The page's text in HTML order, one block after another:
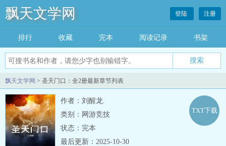
飘天文学网 登陆 注册
排行 收藏 完本 阅读记录 书架
飘天文学网 > 圣天门口：全2册最新章节列表
作者：刘醒龙.
类别：网游竞技
状态：完本
TXT下载
最后更新：2025-10-30